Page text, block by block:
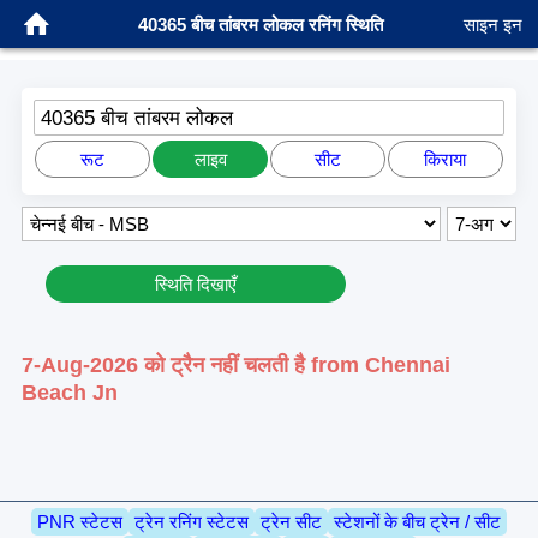
40365 बीच तांबरम लोकल रनिंग स्थिति साइन इन
40365 बीच तांबरम लोकल
रूट लाइव सीट किराया
स्थिति दिखाएँ
7-Aug-2026 को ट्रैन नहीं चलती है from Chennai
Beach Jn
PNR स्टेटस ट्रेन रनिंग स्टेटस ट्रेन सीट स्टेशनों के बीच ट्रेन / सीट